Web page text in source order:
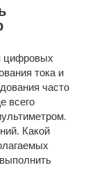
цифровых
тока и
часто
всего
Какой